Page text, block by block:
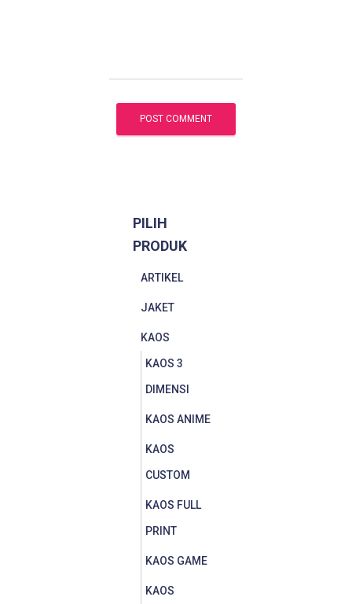
PILIH
PRODUK
ARTIKEL
JAKET
KAOS
KAOS 3
DIMENSI
KAOS ANIME
KAOS
CUSTOM
KAOS FULL
PRINT
KAOS GAME
KAOS